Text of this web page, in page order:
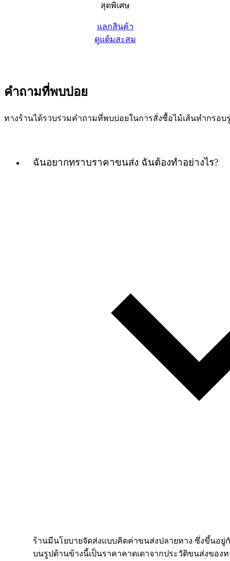
สุดพิเศษ
แลกสินค้า
ดูแต้มสะสม
คำถามที่พบบ่อย
ทางร้านได้รวบร่วมคำถามที่พบบ่อยในการสั่งซื้อไม้เส้นทำกรอ
ฉันอยากทราบราคาขนส่ง ฉันต้องทำอย่างไร?
ร้านมีนโยบายจัดส่งแบบคิดค่าขนส่งปลายทาง ซึ่งขึ้นอ
บนรูปด้านข้างนี้เป็นราคาคาดเดาจากประวัติขนส่งของ